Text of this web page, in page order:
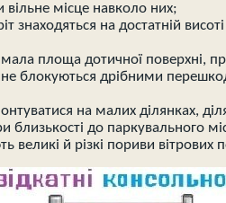
вільне місце навколо них;
знаходяться на достатній
площа дотичної поверхні,
не блокуються дрібними
на малих ділянках,
близькості до паркувального
великі й різкі пориви вітрових